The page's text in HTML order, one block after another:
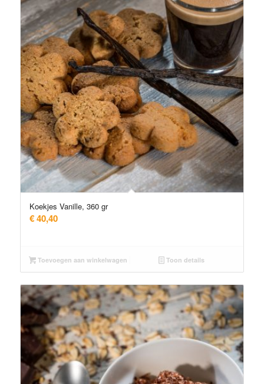
Koekjes Vanille, 360 gr
€40,40
Toevoegen aan winkelwagen Toon details